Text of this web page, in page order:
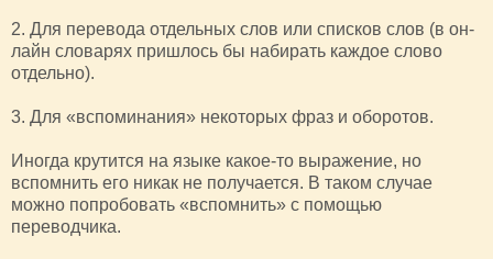
2. Для перевода отдельных слов или списков слов (в он-
лайн словарях пришлось бы набирать каждое слово
отдельно).
3. Для «вспоминания» некоторых фраз и оборотов.
Иногда крутится на языке какое-то выражение, но
вспомнить его никак не получается. В таком случае
можно попробовать «вспомнить» с помощью
переводчика.